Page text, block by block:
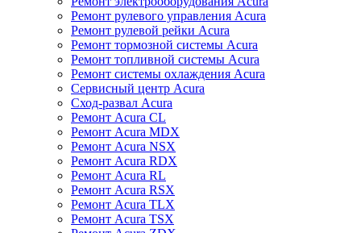
Ремонт рулевого управления Acura
Ремонт рулевой рейки Acura
Ремонт тормозной системы Acura
Ремонт топливной системы Acura
Ремонт системы охлаждения Acura
Сервисный центр Acura
Сход-развал Acura
Ремонт Acura CL
Ремонт Acura MDX
Ремонт Acura NSX
Ремонт Acura RDX
Ремонт Acura RL
Ремонт Acura RSX
Ремонт Acura TLX
Ремонт Acura TSX